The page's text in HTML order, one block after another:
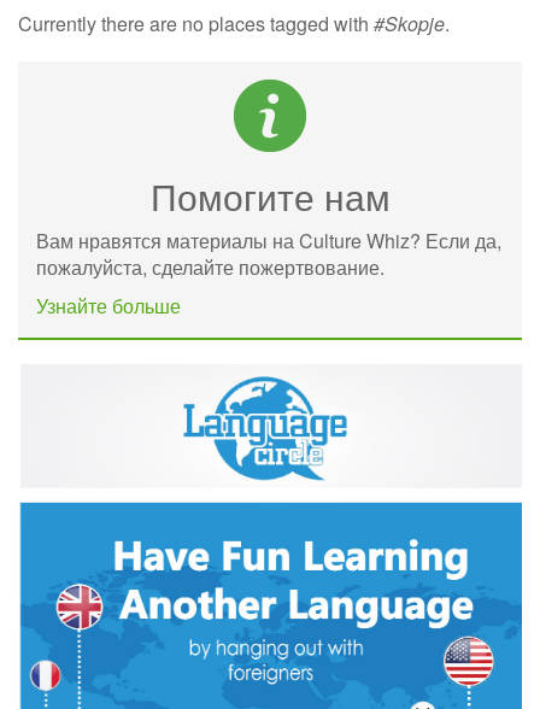
Currently there are no places tagged with #Skopje.
Помогите нам
Вам нравятся материалы на Culture Whiz? Если да,
пожалуйста, сделайте пожертвование.
Узнайте больше